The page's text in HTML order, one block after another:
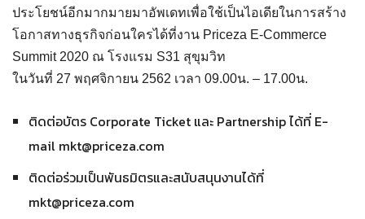
ประโยชน์อีกมากมายมาอัพเดทเพื่อใช้เป็นไอเดียในการสร้าง
โอกาสทางธุรกิจก่อนใครได้ที่งาน Priceza E-Commerce
Summit 2020 ณ โรงแรม S31 สุขุมวิท
ในวันที่ 27 พฤศจิกายน 2562 เวลา 09.00น. – 17.00น.
ติดต่อบัตร Corporate Ticket และ Partnership ได้ที่ E-
mail mkt@priceza.com
ติดต่อร่วมเป็นพันธมิตรและสนับสนุนงานได้ที่
mkt@priceza.com